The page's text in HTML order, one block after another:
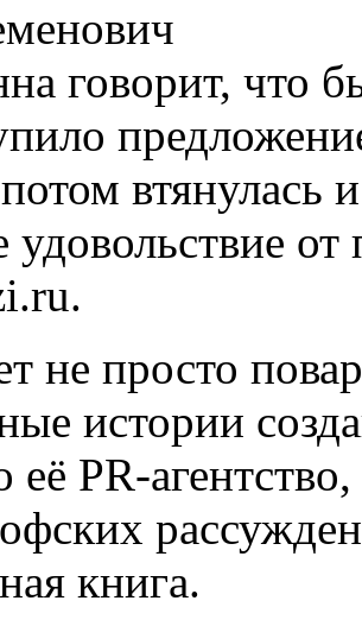
говорит, что
втянулась
удовольствие
не просто
истории
её PR-
книга.